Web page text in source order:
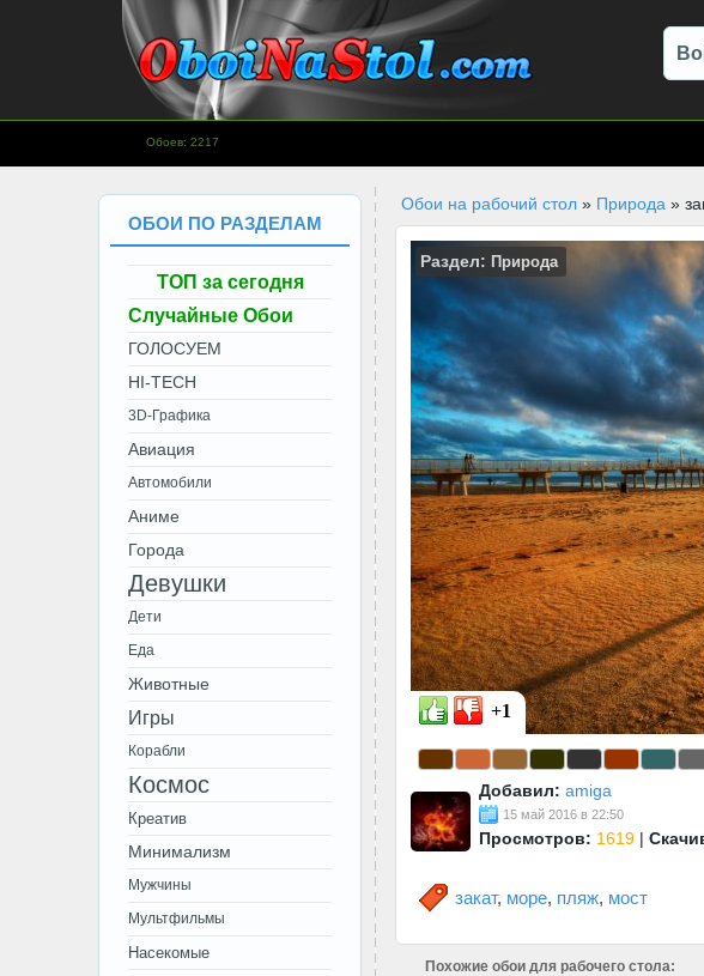
www.OboiNaStol.com - Обои на
Обоев: 2217
Обои на рабочий стол » Природа »
закат, море, пляж, мост
Добавил: amiga
15 май 2016 в 22:50
Просмотров: 1619 |
+1
Раздел: Природа
Похожие обои для рабочего стола:
ОБОИ ПО РАЗДЕЛАМ
ТОП за сегодня
Случайные Обои
ГОЛОСУЕМ
HI-TECH
3D-Графика
Авиация
Автомобили
Аниме
Города
Девушки
Дети
Еда
Животные
Игры
Корабли
Космос
Креатив
Минимализм
Мужчины
Мультфильмы
Насекомые